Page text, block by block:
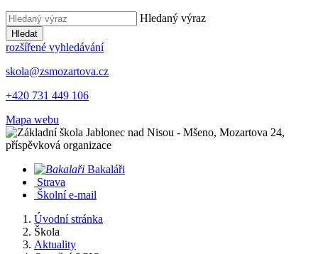
Hledaný výraz
Hledat
rozšířené vyhledávání
skola@zsmozartova.cz
+420 731 449 106
Mapa webu
Bakaláři
Strava
Školní e-mail
Úvodní stránka
Škola
Aktuality